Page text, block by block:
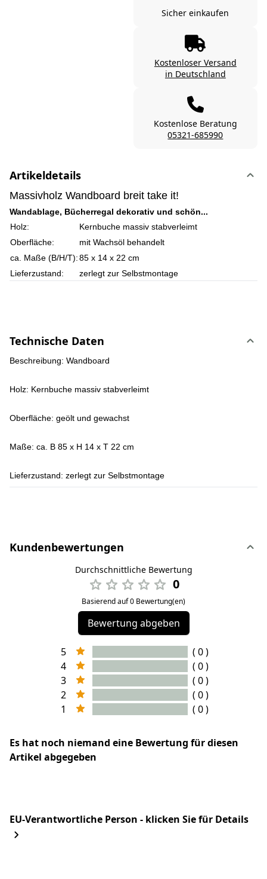
Sicher einkaufen
Kostenloser Versand
in Deutschland
Kostenlose Beratung
05321-685990
Artikeldetails
Massivholz Wandboard breit take it!
Wandablage, Bücherregal dekorativ und schön...
Holz:
Kernbuche massiv stabverleimt
Oberfläche:
mit Wachsöl behandelt
ca. Maße (B/H/T):85 x 14 x 22 cm
Lieferzustand:
zerlegt zur Selbstmontage
Technische Daten
Beschreibung: Wandboard
Holz: Kernbuche massiv stabverleimt
Oberfläche: geölt und gewachst
Maße: ca. B 85 x H 14 x T 22 cm
Lieferzustand: zerlegt zur Selbstmontage
Kundenbewertungen
Durchschnittliche Bewertung
0
Basierend auf 0 Bewertung(en)
Bewertung abgeben
5
( 0 )
4
( 0 )
3
( 0 )
2
( 0 )
1
( 0 )
Es hat noch niemand eine Bewertung für diesen
Artikel abgegeben
EU-Verantwortliche Person - klicken Sie für Details